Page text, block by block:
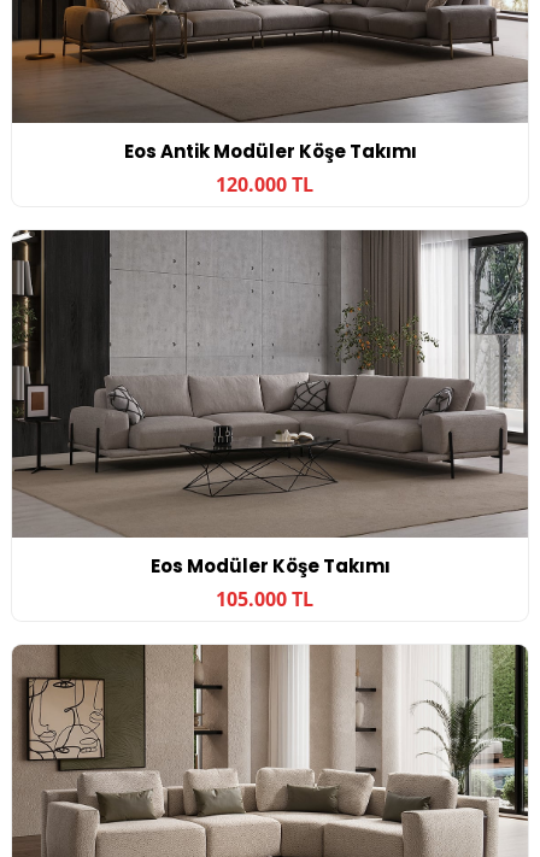
Eos Antik Modüler Köşe Takımı
120.000 TL
Eos Modüler Köşe Takımı
105.000 TL